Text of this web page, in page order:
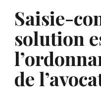
Saisie-
solution
de